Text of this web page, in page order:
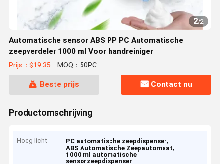
2/2
Automatische sensor ABS PP PC Automatische
zeepverdeler 1000 ml Voor handreiniger
Prijs：$19.35 MOQ：50PC
Beste prijs Contact nu
Productomschrijving
Hoog licht PC automatische zeepdispenser,
ABS Automatische Zeepautomaat,
1000 ml automatische
sensorzeepdispenser